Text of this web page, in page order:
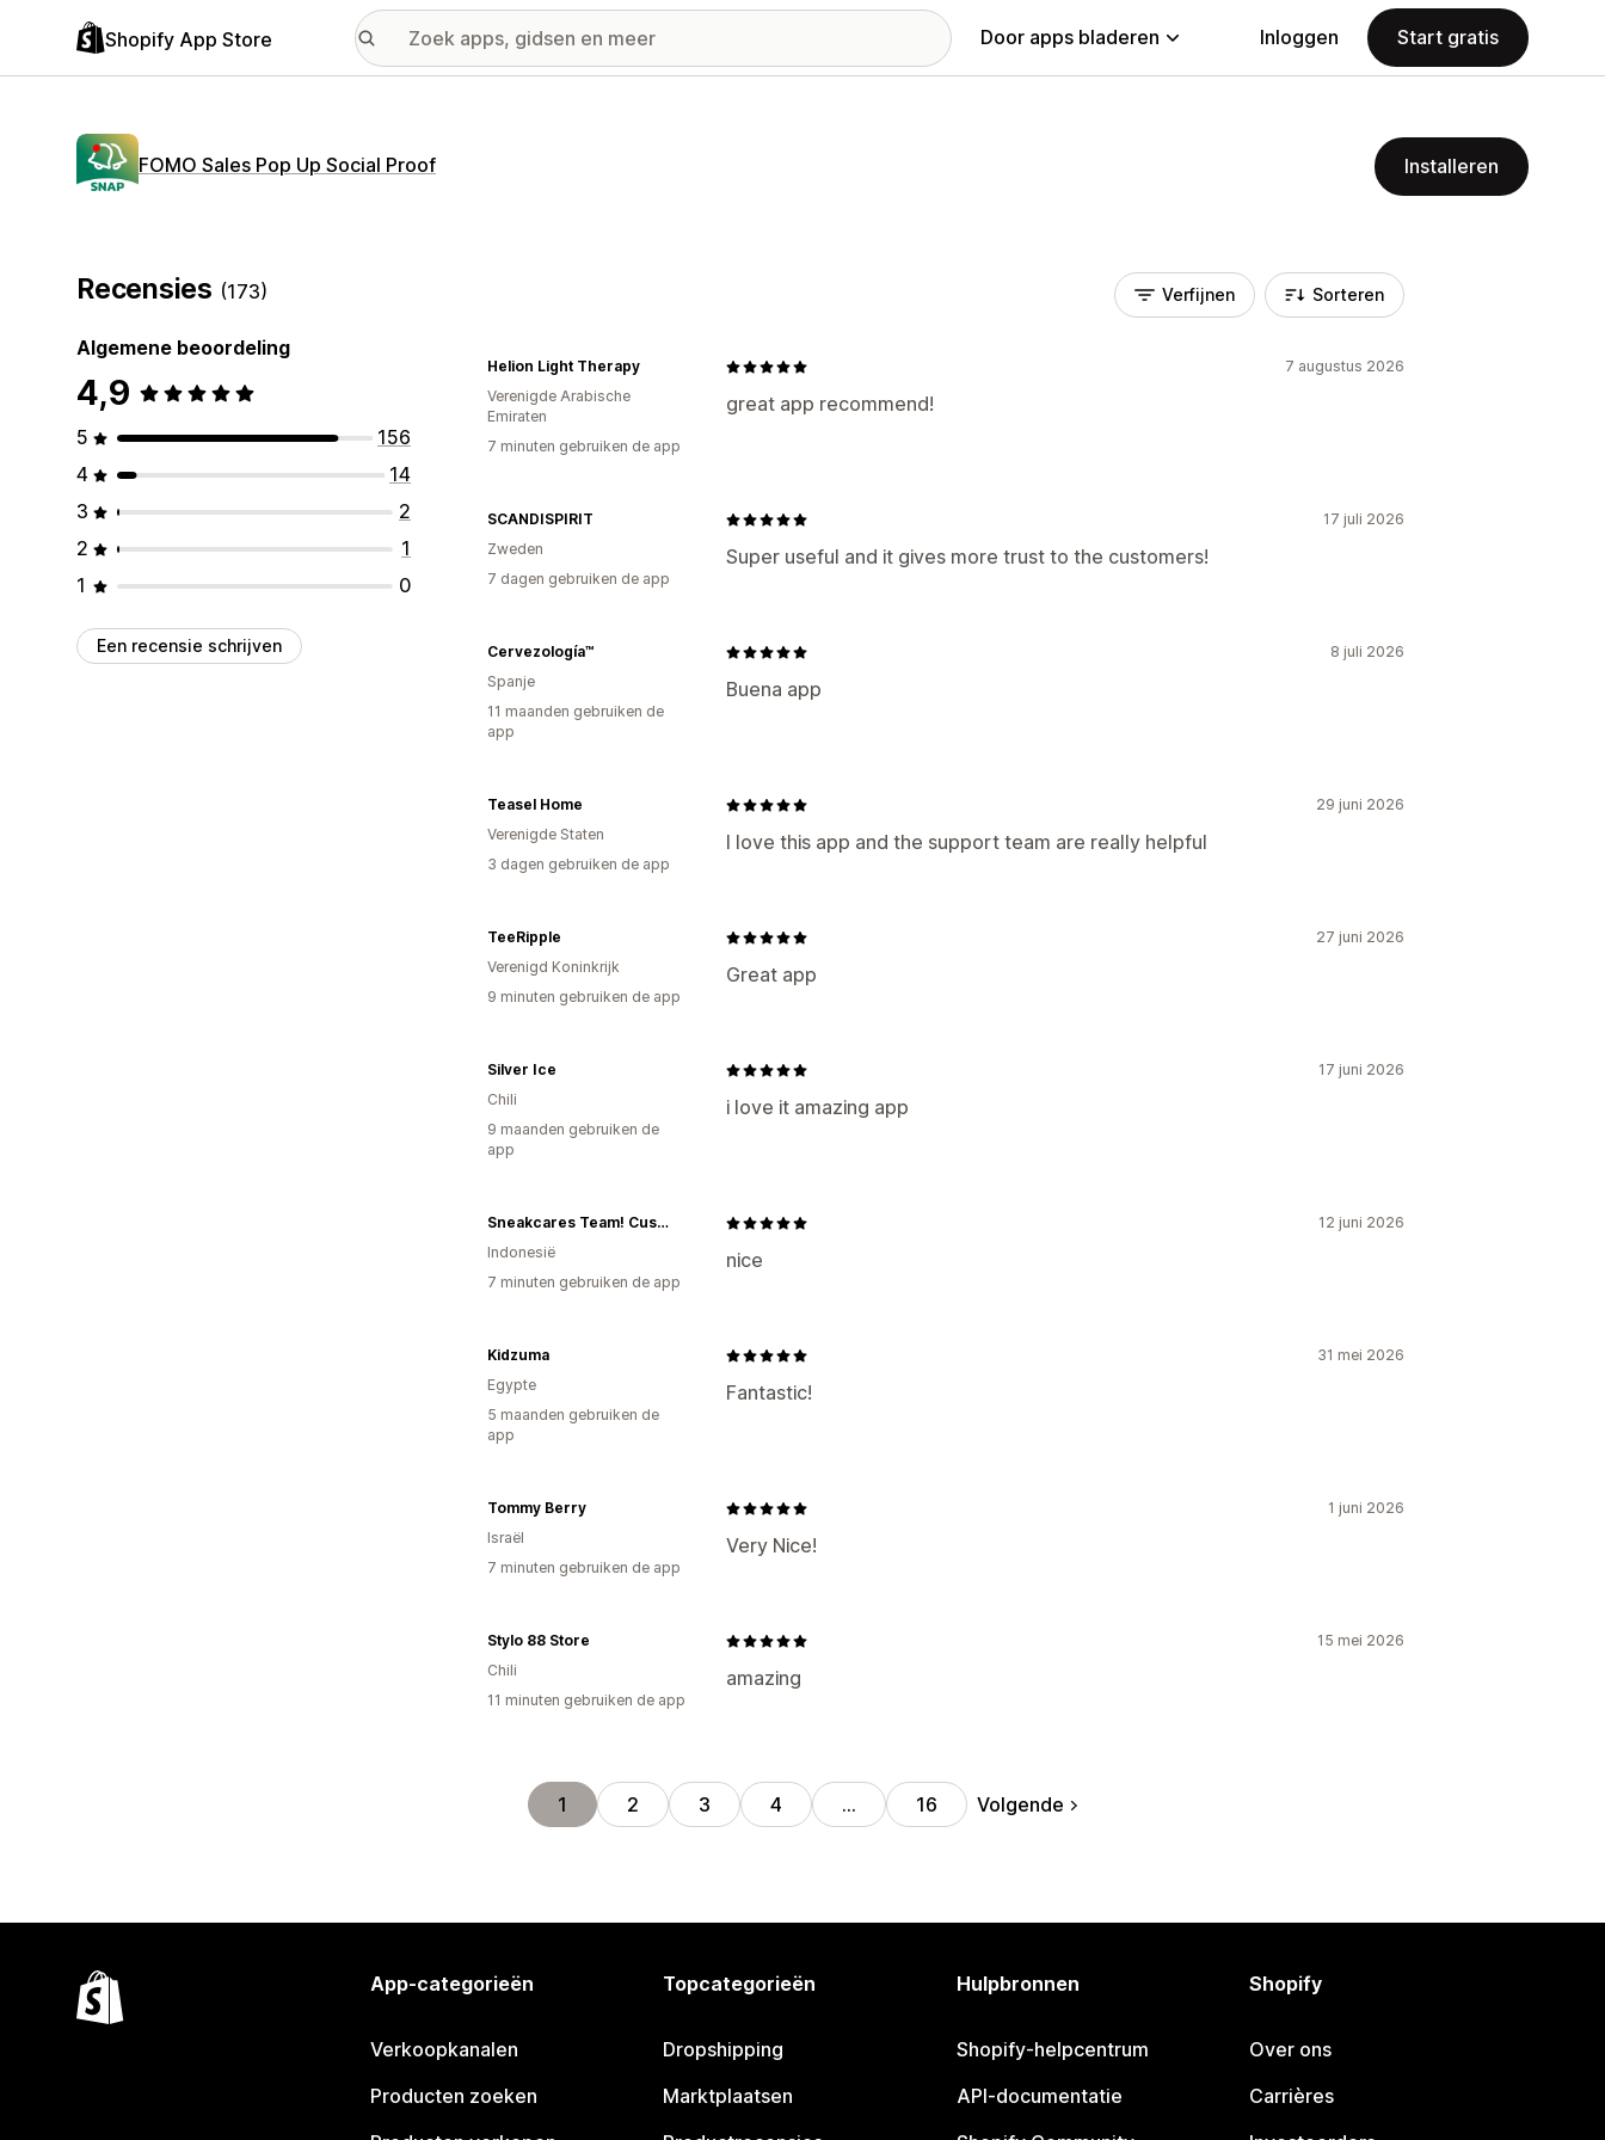
Shopify App Store Door apps bladeren Inloggen Start gratis
FOMO Sales Pop Up Social Proof Installeren
Recensies (173)
Algemene beoordeling
4,9
5
156
4
14
3
2
2
1
1
0
Een recensie schrijven
Verfijnen Sorteren
7 augustus 2026
great app recommend!
Helion Light Therapy
Verenigde Arabische
Emiraten
7 minuten gebruiken de app
17 juli 2026
Super useful and it gives more trust to the customers!
SCANDISPIRIT
Zweden
7 dagen gebruiken de app
8 juli 2026
Buena app
Cervezología™
Spanje
11 maanden gebruiken de
app
29 juni 2026
I love this app and the support team are really helpful
Teasel Home
Verenigde Staten
3 dagen gebruiken de app
27 juni 2026
Great app
TeeRipple
Verenigd Koninkrijk
9 minuten gebruiken de app
17 juni 2026
i love it amazing app
Silver Ice
Chili
9 maanden gebruiken de
app
12 juni 2026
nice
Sneakcares Team! Custom Sneakers
Indonesië
7 minuten gebruiken de app
31 mei 2026
Fantastic!
Kidzuma
Egypte
5 maanden gebruiken de
app
1 juni 2026
Very Nice!
Tommy Berry
Israël
7 minuten gebruiken de app
15 mei 2026
amazing
Stylo 88 Store
Chili
11 minuten gebruiken de app
1 2 3 4 … 16 Volgende
App-categorieën
Verkoopkanalen
Producten zoeken
Topcategorieën
Dropshipping
Marktplaatsen
Hulpbronnen
Shopify-helpcentrum
API-documentatie
Shopify
Over ons
Carrières